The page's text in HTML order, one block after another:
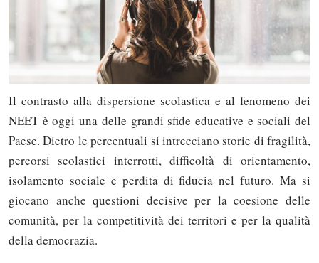
Il contrasto alla dispersione scolastica e al fenomeno dei
NEET è oggi una delle grandi sfide educative e sociali del
Paese. Dietro le percentuali si intrecciano storie di fragilità,
percorsi scolastici interrotti, difficoltà di orientamento,
isolamento sociale e perdita di fiducia nel futuro. Ma si
giocano anche questioni decisive per la coesione delle
comunità, per la competitività dei territori e per la qualità
della democrazia.